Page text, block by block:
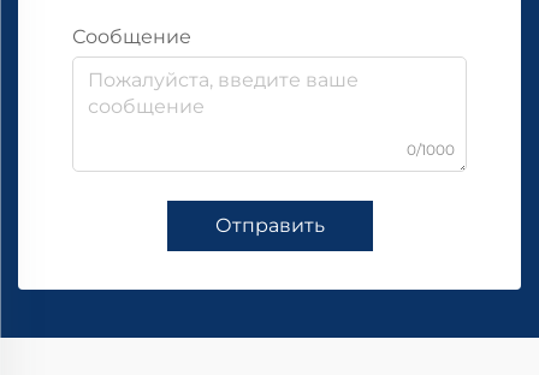
Сообщение
0/1000
Отправить